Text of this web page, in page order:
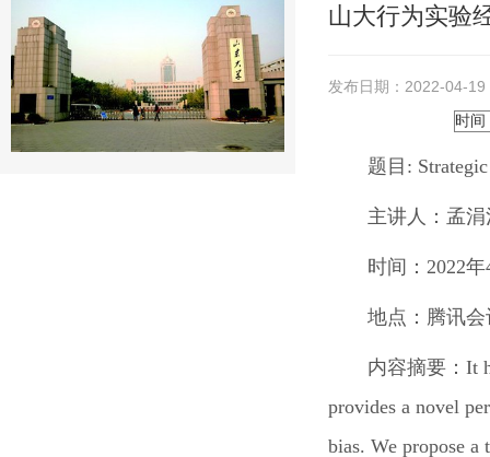
山大行为实验
发布日期：2022-04-19
时间
题目 :
主讲人： 孟
时间： 2022年
地点： 腾讯
内容摘要： It
provides a novel
bias. We propose